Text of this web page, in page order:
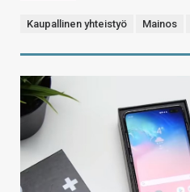
Kaupallinen yhteistyö Mainos